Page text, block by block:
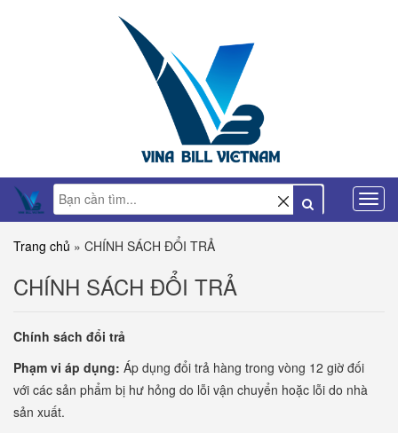
Trang chủ » CHÍNH SÁCH ĐỔI TRẢ
CHÍNH SÁCH ĐỔI TRẢ
Chính sách đổi trả
Phạm vi áp dụng: Áp dụng đổi trả hàng trong vòng 12 giờ đối
với các sản phẩm bị hư hỏng do lỗi vận chuyển hoặc lỗi do nhà
sản xuất.